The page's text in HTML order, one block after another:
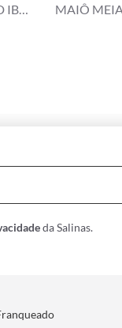
MAIÔ
da Salinas.